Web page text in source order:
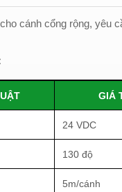
cánh cổng rộng, yêu
GIÁ
24 VDC
130 độ
5m/cánh